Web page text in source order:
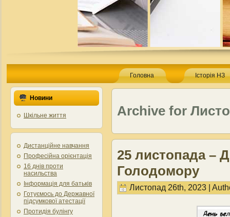
Головна Історія НЗ
Новини
Шкільне життя
Дистанційне навчання
Професійна орієнтація
16 днів проти
насильства
Інформація для батьків
Готуємось до Державної
підсумкової атестації
Протидія булінгу
Archive for
25 листопада –
Голодомору
Листопад 26th, 2023 |